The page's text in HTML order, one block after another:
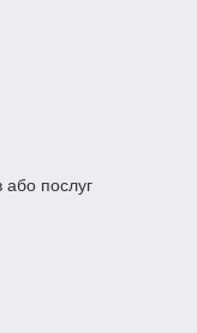
або послуг